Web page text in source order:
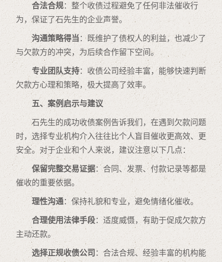
合法合规：整个收债过程避免了任何非法催收行
为，保证了石先生的企业声誉。
沟通策略得当 ：既维护了债权人的利益，也减少了
与欠款方的冲突，为后续合作留下空间。
专业团队支持：收债公司经验丰富，能够快速判断
欠款方心理和策略，极大提高了效率。
五、案例启示与建议
石先生的成功收债案例告诉我们，在遇到欠款问题
时，选择专业机构介入往往比个人盲目催收更高效、更
安全。对于企业和个人来说，建议注意以下几点：
保留完整交易证据：合同、发票、付款记录等都是
催收的重要依据。
理性沟通：保持礼貌和专业，避免情绪化催收。
合理使用法律手段：适度威慑，有助于促成欠款方
主动还款。
选择正规收债公司 ：合法合规、经验丰富的机构能